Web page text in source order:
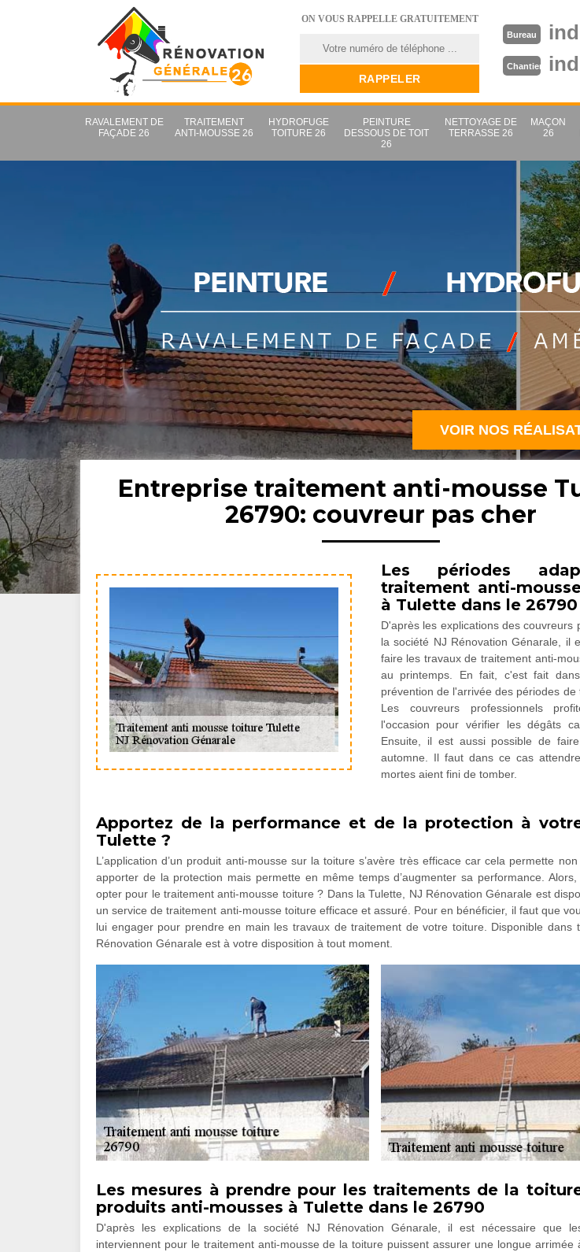
ON VOUS RAPPELLE GRATUITEMENT
Bureau
Chantier
RAVALEMENT DE
FAÇADE 26
TRAITEMENT
ANTI-MOUSSE 26
HYDROFUGE
TOITURE 26
PEINTURE
DESSOUS DE TOIT
26
NETTOYAGE DE
TERRASSE 26
MAÇON
26
VOIR NOS
Entreprise traitement anti-mousse
26790: couvreur pas cher
Les périodes
traitement anti-
à Tulette dans le 26790
D'après les explications des couvreurs
la société NJ Rénovation Génarale, il
faire les travaux de traitement anti-
au printemps. En fait, c'est fait
prévention de l'arrivée des périodes de
Les couvreurs professionnels
l'occasion pour vérifier les dégâts
Ensuite, il est aussi possible de
automne. Il faut dans ce cas
mortes aient fini de tomber.
Apportez de la performance et de la protection à
Tulette ?
L’application d’un produit anti-mousse sur la toiture s’avère très efficace car cela permette
apporter de la protection mais permette en même temps d’augmenter sa performance.
opter pour le traitement anti-mousse toiture ? Dans la Tulette, NJ Rénovation Génarale est
un service de traitement anti-mousse toiture efficace et assuré. Pour en bénéficier, il faut que
lui engager pour prendre en main les travaux de traitement de votre toiture. Disponible dans
Rénovation Génarale est à votre disposition à tout moment.
Les mesures à prendre pour les traitements de la
produits anti-mousses à Tulette dans le 26790
D'après les explications de la société NJ Rénovation Génarale, il est nécessaire que
interviennent pour le traitement anti-mousse de la toiture puissent assurer une longue arrimée